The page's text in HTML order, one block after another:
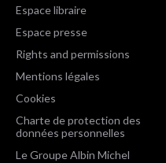
Espace libraire
Espace presse
Rights and permissions
Mentions légales
Cookies
Charte de protection des
données personnelles
Le Groupe Albin Michel